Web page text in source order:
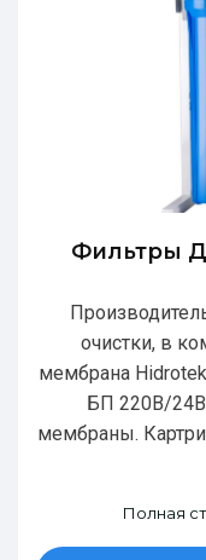
Фильтры
очистки, в
мембрана
БП 220В/
мембраны.
Полная